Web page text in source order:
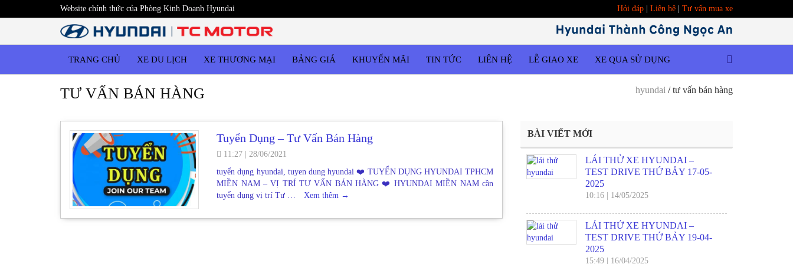
Website chính thức của Phòng Kinh Doanh Hyundai Hỏi đáp Liên hệ Tư vấn mua xe
TRANG CHỦ XE DU LỊCH XE THƯƠNG MẠI BẢNG GIÁ KHUYẾN MÃI TIN TỨC LIÊN HỆ LỄ GIAO XE XE QUA SỬ DỤNG
TƯ VẤN BÁN HÀNG hyundai /tư vấn bán hàng
Tuyển Dụng – Tư Vấn Bán Hàng
11:27 |28/06/2021
tuyển dụng hyundai, tuyen dung hyundai ❤️ TUYỂN DỤNG HYUNDAI TPHCM
MIỀN NAM – VỊ TRÍ TƯ VẤN BÁN HÀNG ❤️ HYUNDAI MIỀN NAM cần
tuyển dụng vị trí Tư …
Xem thêm →
BÀI VIẾT MỚI
LÁI THỬ XE HYUNDAI –
TEST DRIVE THỨ BẢY 17-05-
2025
10:16 14/05/2025
LÁI THỬ XE HYUNDAI –
TEST DRIVE THỨ BẢY 19-04-
2025
15:49 16/04/2025